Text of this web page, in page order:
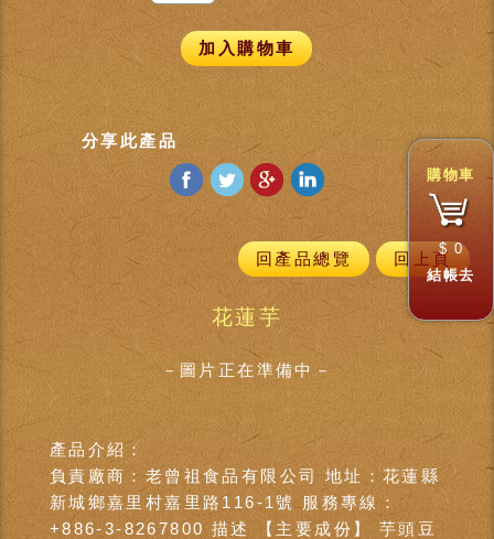
加入購物車
分享此產品
回產品總覽 回上頁
花蓮芋
－圖片正在準備中－
產品介紹：
負責廠商：老曾祖食品有限公司 地址：花蓮縣
新城鄉嘉里村嘉里路116-1號 服務專線：
+886-3-8267800 描述 【主要成份】 芋頭豆
購物車
$ 0
結帳去